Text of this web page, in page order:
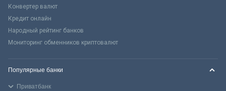
Конвертер валют
Кредит онлайн
Народный рейтинг банков
Мониторинг обменников криптовалют
Популярные банки
Приватбанк